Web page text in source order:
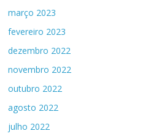
março 2023
fevereiro 2023
dezembro 2022
novembro 2022
outubro 2022
agosto 2022
julho 2022